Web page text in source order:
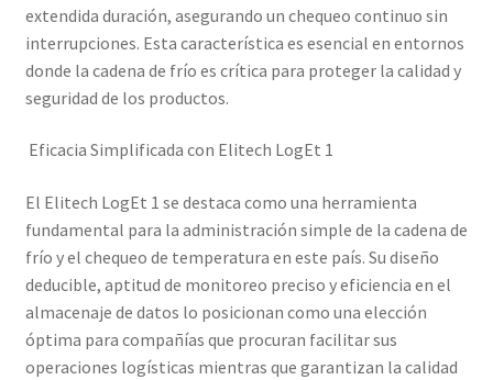
extendida duración, asegurando un chequeo continuo sin
interrupciones. Esta característica es esencial en entornos
donde la cadena de frío es crítica para proteger la calidad y
seguridad de los productos.
Eficacia Simplificada con Elitech LogEt 1
El Elitech LogEt 1 se destaca como una herramienta
fundamental para la administración simple de la cadena de
frío y el chequeo de temperatura en este país. Su diseño
deducible, aptitud de monitoreo preciso y eficiencia en el
almacenaje de datos lo posicionan como una elección
óptima para compañías que procuran facilitar sus
operaciones logísticas mientras que garantizan la calidad